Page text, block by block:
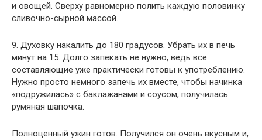
и овощей. Сверху равномерно полить каждую половинку
сливочно-сырной массой.
9. Духовку накалить до 180 градусов. Убрать их в печь
минут на 15. Долго запекать не нужно, ведь все
составляющие уже практически готовы к употреблению.
Нужно просто немного запечь их вместе, чтобы начинка
«подружилась» с баклажанами и соусом, получилась
румяная шапочка.
Полноценный ужин готов. Получился он очень вкусным и,